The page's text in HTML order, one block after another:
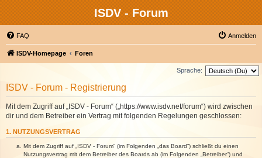
ISDV - Forum
FAQ Anmelden
ISDV-Homepage Foren
Sprache:
ISDV - Forum - Registrierung
Mit dem Zugriff auf „ISDV - Forum“ („https://www.isdv.net/forum“) wird zwischen
dir und dem Betreiber ein Vertrag mit folgenden Regelungen geschlossen:
1. NUTZUNGSVERTRAG
Mit dem Zugriff auf „ISDV - Forum“ (im Folgenden „das Board“) schließt du einen
Nutzungsvertrag mit dem Betreiber des Boards ab (im Folgenden „Betreiber“) und